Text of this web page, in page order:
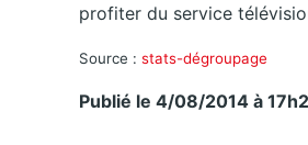
profiter du service
Source : stats-dégroupage
Publié le 4/08/2014 à